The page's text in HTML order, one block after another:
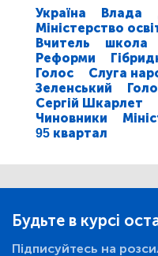
Україна Влада
Міністерство
Вчитель
школа
Реформи
Голос
Слуга
Зеленський
Сергій Шкарлет
Чиновники
95 квартал
Будьте в курсі
Підписуйтесь на